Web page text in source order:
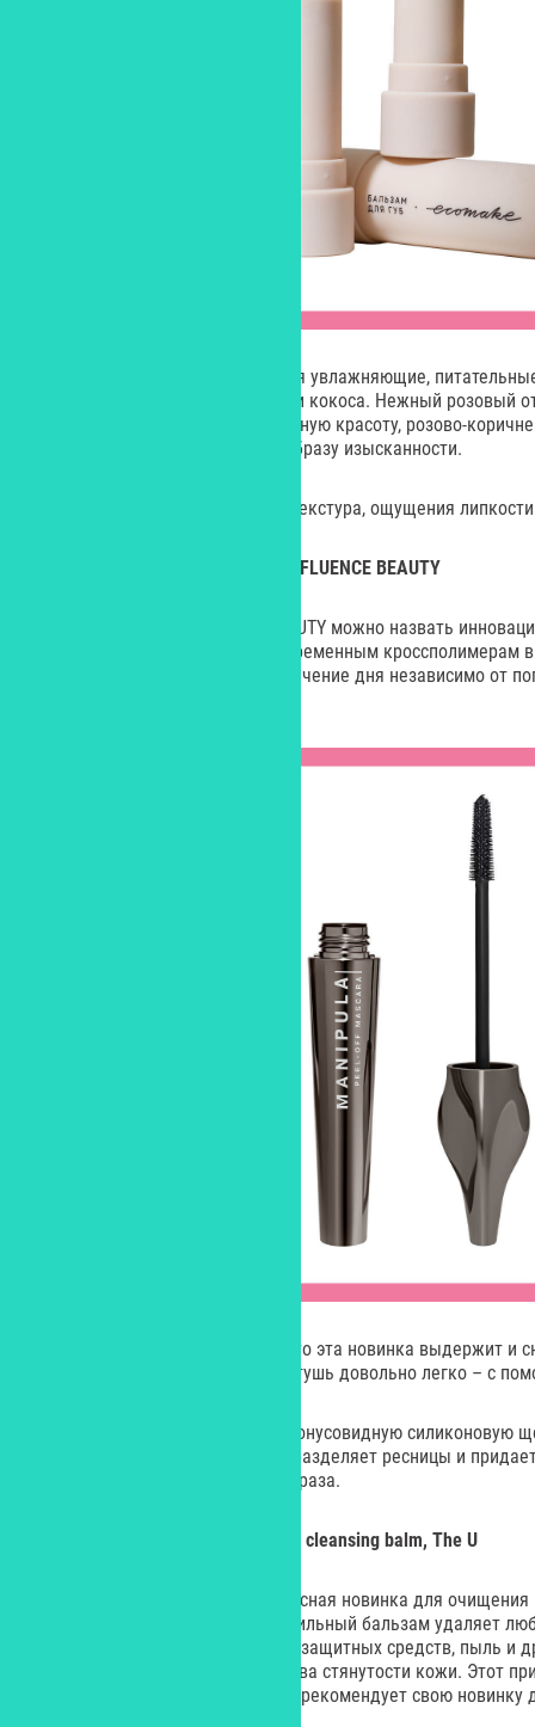
В составе бальзамов содержатся увлажняющие,
пчелиный воск, масла миндаля и кокоса. Нежный розовый
ароматом подчеркнет естественную красоту, розово-
молочного шоколада добавит образу изысканности.
У бальзамов – легкая, тающая текстура, ощущения
Manipula, INFLUENCE BEAUTY
Новинку бренда INFLUENCE BEAUTY можно назвать
ее термостойкой формуле и современным кроссполимерам
отвечают за стойкость туши в течение дня независимо от
Производитель говорит о том, что эта новинка выдержит и
но, несмотря на это, смывается тушь довольно легко – с
Отметим также оригинальную конусовидную силиконовую
разной длины, которая хорошо разделяет ресницы и
захватывая реснички с первого раза.
Tochilka cleansing balm, The U
Tochilka Cleansing Balm – интересная новинка для
оригинальной упаковке. Гидрофильный бальзам удаляет
макияж, а также остатки солнцезащитных средств, пыль и
качественной очистки нет чувства стянутости кожи. Этот
абсолютно все – производитель рекомендует свою